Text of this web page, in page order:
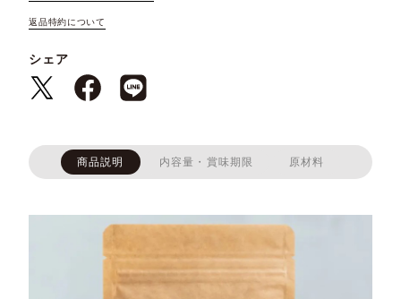
返品特約について
シェア
商品説明 内容量・賞味期限 原材料